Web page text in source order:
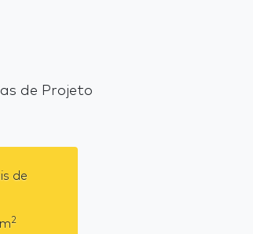
de Projeto
de
m2